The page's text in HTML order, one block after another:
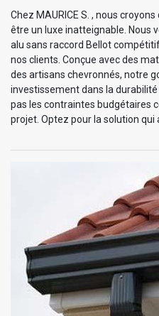
Chez MAURICE S. , nous
être un luxe inatteignable. Nous
alu sans raccord Bellot
nos clients. Conçue avec des
des artisans chevronnés, notre
investissement dans la
pas les contraintes budgétaires
projet. Optez pour la solution qui